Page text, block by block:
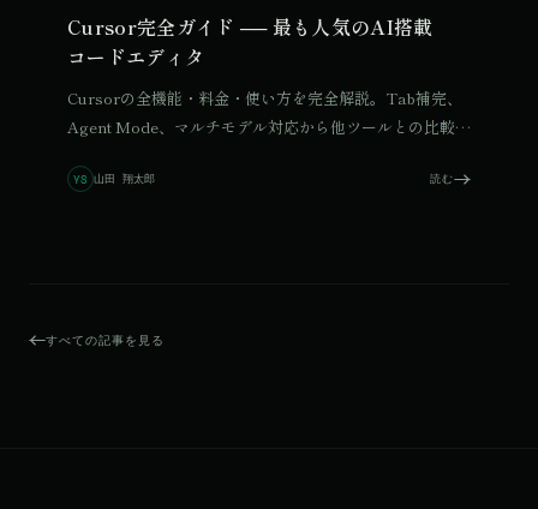
Cursor完全ガイド ── 最も人気のAI搭載
コードエディタ
Cursorの全機能・料金・使い方を完全解説。Tab補完、
Agent Mode、マルチモデル対応から他ツールとの比較ま
YS 山田 翔太郎 読む
すべての記事を見る